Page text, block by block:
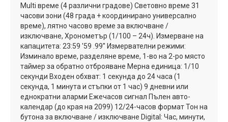
Multi време (4 различни градове) Световно време 31
часови зони (48 града + координирано универсално
време), лятно часово време за включване /
изключване, Хронометър (1/100 – 24ч). Измерване на
капацитета: 23:59 '59 .99'' Измервателни режими:
Изминало време, разделяне време, 1-во на 2-ро място
таймер за обратно отброяване Мерна единица: 1/10
секунди Входен обхват: 1 секунда до 24 часа (1
секунда, 1 минута и стъпки от 1 час) 9 дневни или
еднократни аларми Ежечасов сигнал Пълен авто-
календар (до края на 2099) 12/24-часов формат Тон на
бутона за включване / изключване Digital: Час, минути,